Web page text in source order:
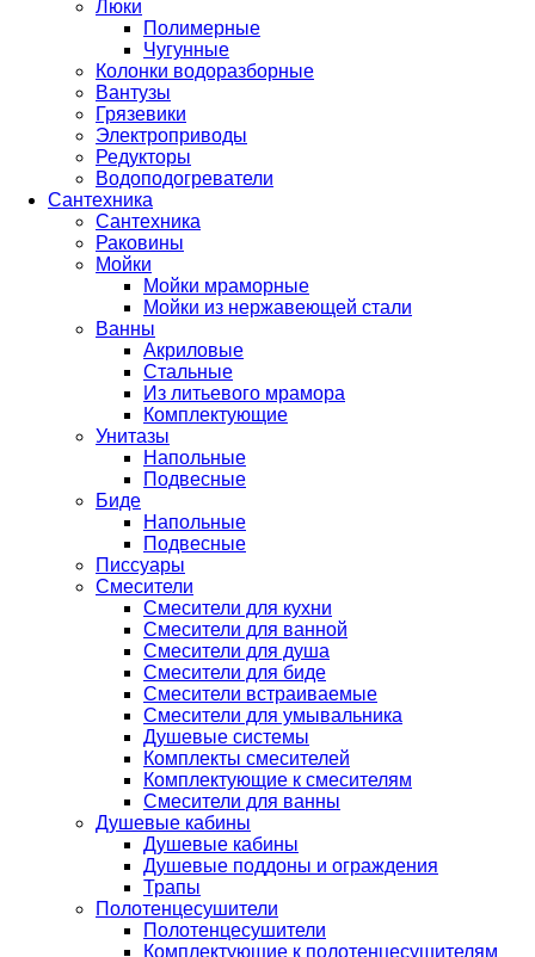
Люки
Полимерные
Чугунные
Колонки водоразборные
Вантузы
Грязевики
Электроприводы
Редукторы
Водоподогреватели
Сантехника
Сантехника
Раковины
Мойки
Мойки мраморные
Мойки из нержавеющей стали
Ванны
Акриловые
Стальные
Из литьевого мрамора
Комплектующие
Унитазы
Напольные
Подвесные
Биде
Напольные
Подвесные
Писсуары
Смесители
Смесители для кухни
Смесители для ванной
Смесители для душа
Смесители для биде
Смесители встраиваемые
Смесители для умывальника
Душевые системы
Комплекты смесителей
Комплектующие к смесителям
Смесители для ванны
Душевые кабины
Душевые кабины
Душевые поддоны и ограждения
Трапы
Полотенцесушители
Полотенцесушители
Комплектующие к полотенцесушителям